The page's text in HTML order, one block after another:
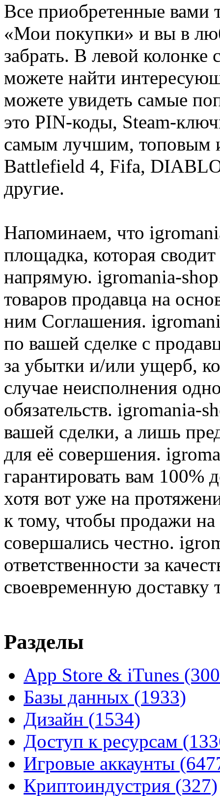
Все приобретенные вами
«Мои покупки» и вы в
забрать. В левой
можете найти
можете увидеть самые
это PIN-коды, Steam-
самым лучшим, топовым
Battlefield 4, Fifa,
другие.
Напоминаем, что
площадка, которая
напрямую. igromania-
товаров продавца на
ним Соглашения.
по вашей сделке с
за убытки и/или ущерб,
случае неисполнения
обязательств. igromania-
вашей сделки, а лишь
для её совершения.
гарантировать вам 100%
хотя вот уже на
к тому, чтобы продажи
совершались честно.
ответственности за
своевременную доставку
Разделы
App Store & iTunes
Базы данных (1933)
Дизайн (1534)
Доступ к ресурсам
Игровые аккаунты
Криптоиндустрия (327)